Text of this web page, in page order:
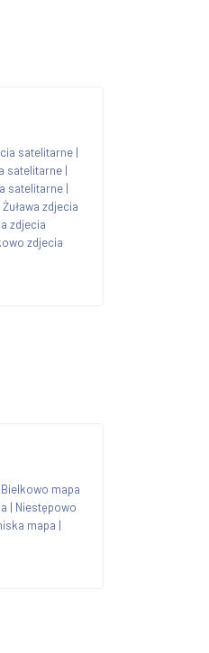
satelitarne |
satelitarne |
satelitarne |
Żuława zdjecia
zdjecia
zdjecia
Bielkowo mapa
| Niestępowo
mapa |